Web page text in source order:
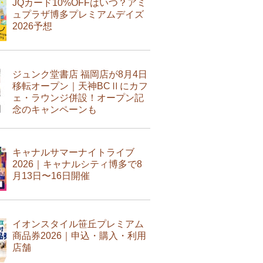
JQカード10%OFFはいつ？アミ
ュプラザ博多プレミアムデイズ
2026予想
ジュンク堂書店 福岡店が8月4日
移転オープン｜天神BCⅡにカフ
ェ・ラウンジ併設！オープン記
念のキャンペーンも
キャナルサマーナイトライブ
2026｜キャナルシティ博多で8
月13日〜16日開催
イオンスタイル笹丘プレミアム
商品券2026｜申込・購入・利用
店舗